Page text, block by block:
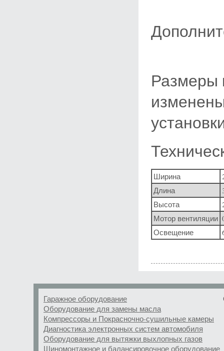
Размеры
Ширина
Длина
Высота
Мотор вентиляции
Освещение
Гаражное оборудование
Оборудование для замены масла
Компрессоры и Покрасночно-сушильные камеры
Диагностика электронных систем автомобиля
Оборудование для вытяжки выхлопных газов
Шиномонтажное и балансировочное оборудование